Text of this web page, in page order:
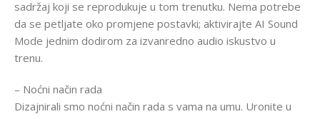
sadržaj koji se reprodukuje u tom trenutku. Nema potrebe
da se petljate oko promjene postavki; aktivirajte AI Sound
Mode jednim dodirom za izvanredno audio iskustvo u
trenu.
– Noćni način rada
Dizajnirali smo noćni način rada s vama na umu. Uronite u